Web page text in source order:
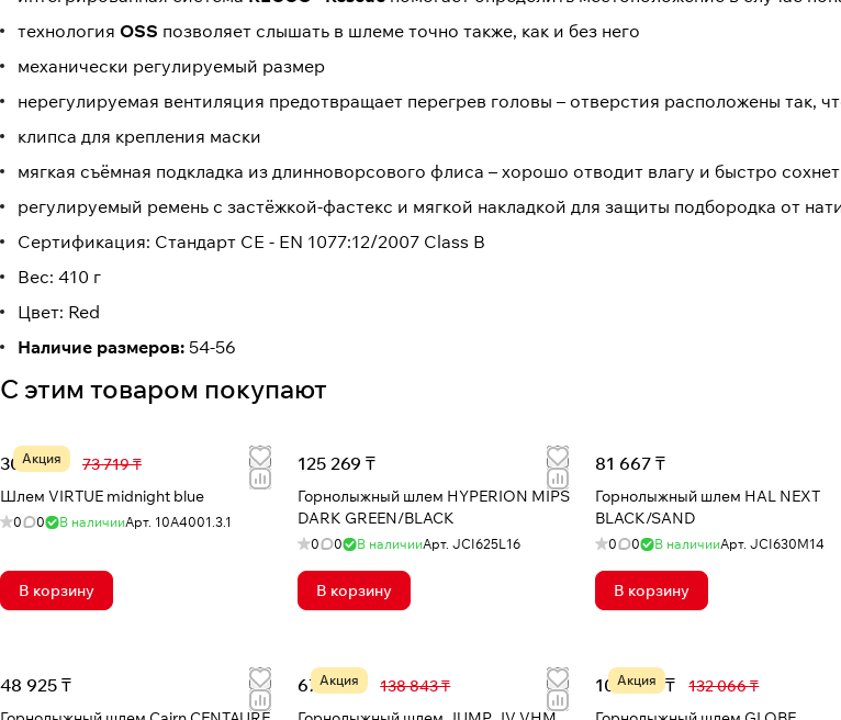
технология OSS позволяет слышать в шлеме точно также, как и без него
механически регулируемый размер
нерегулируемая вентиляция предотвращает перегрев головы – отверстия расположены так,
клипса для крепления маски
мягкая съёмная подкладка из длинноворсового флиса – хорошо отводит влагу и быстро сохнет
регулируемый ремень с застёжкой-фастекс и мягкой накладкой для защиты подбородка от
Сертификация: Стандарт CE - EN 1077:12/2007 Class B
Вес: 410 г
Цвет: Red
Наличие размеров: 54-56
С этим товаром покупают
Акция
30 710 ₸
73 719 ₸
Шлем VIRTUE midnight blue
0 0 В наличииАрт. 10A4001.3.1
В корзину
125 269 ₸
Горнолыжный шлем HYPERION MIPS
DARK GREEN/BLACK
0 0 В наличииАрт.JCI625L16
В корзину
81 667 ₸
Горнолыжный шлем HAL NEXT
BLACK/SAND
0 0 В наличииАрт.JCI630M14
В корзину
48 925 ₸ Акция
67 355 ₸
138 843 ₸
Акция
103 097 ₸
132 066 ₸